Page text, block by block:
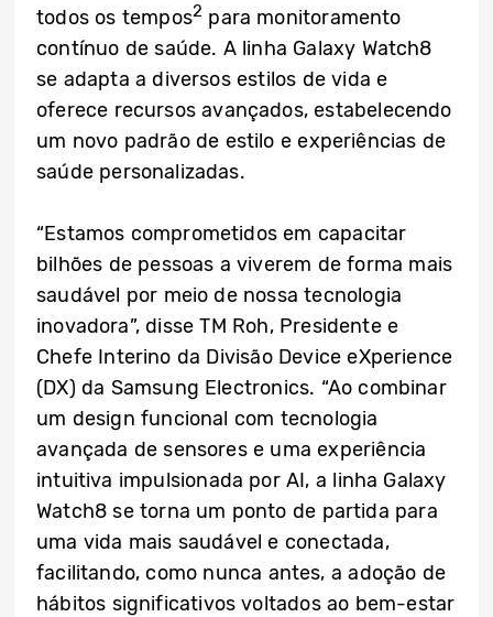
todos os tempos2 para monitoramento
contínuo de saúde. A linha Galaxy Watch8
se adapta a diversos estilos de vida e
oferece recursos avançados, estabelecendo
um novo padrão de estilo e experiências de
saúde personalizadas.
“Estamos comprometidos em capacitar
bilhões de pessoas a viverem de forma mais
saudável por meio de nossa tecnologia
inovadora”, disse TM Roh, Presidente e
Chefe Interino da Divisão Device eXperience
(DX) da Samsung Electronics. “Ao combinar
um design funcional com tecnologia
avançada de sensores e uma experiência
intuitiva impulsionada por AI, a linha Galaxy
Watch8 se torna um ponto de partida para
uma vida mais saudável e conectada,
facilitando, como nunca antes, a adoção de
hábitos significativos voltados ao bem-estar